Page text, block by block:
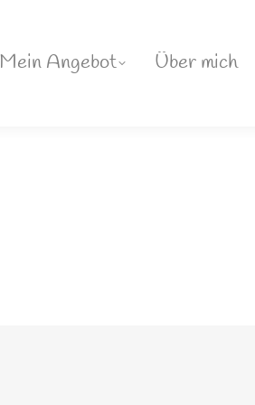
Mein Angebot Über mich